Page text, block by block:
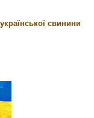
свинини